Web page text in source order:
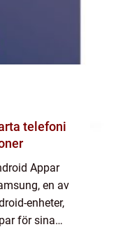
Appar
en av
enheter,
för sina